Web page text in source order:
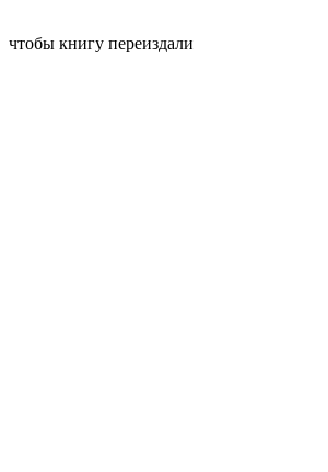
чтобы книгу переиздали